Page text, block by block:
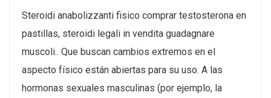
Steroidi anabolizzanti fisico comprar testosterona en
pastillas, steroidi legali in vendita guadagnare
muscoli.. Que buscan cambios extremos en el
aspecto físico están abiertas para su uso. A las
hormonas sexuales masculinas (por ejemplo, la